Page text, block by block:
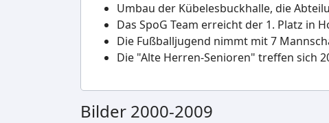
Umbau der Kübelesbuckhalle, die
Das SpoG Team erreicht der 1. Platz in
Die Fußballjugend nimmt mit 7
Die "Alte Herren-Senioren" treffen sich
Bilder 2000-2009